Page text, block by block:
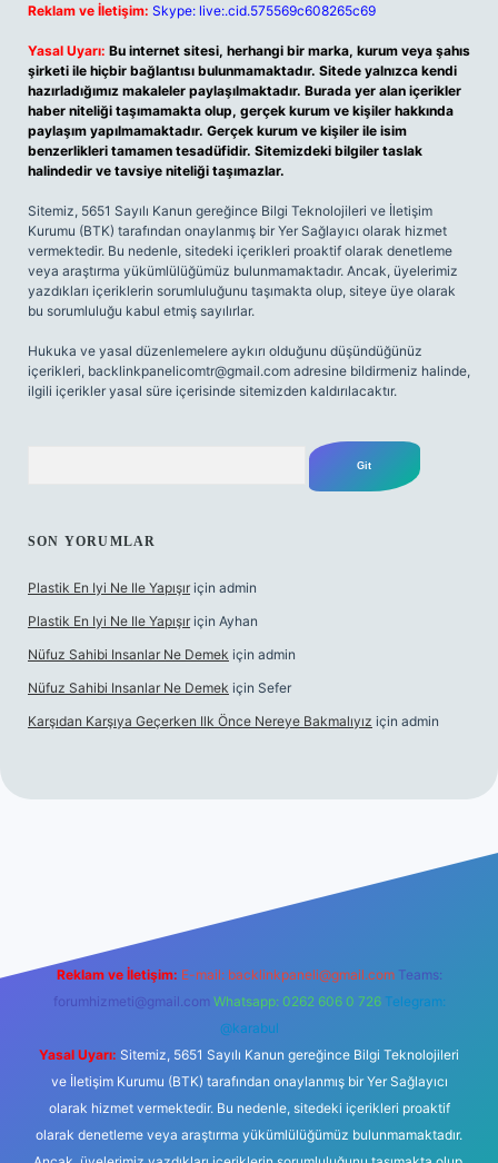
Reklam ve İletişim: Skype: live:.cid.575569c608265c69
Yasal Uyarı: Bu internet sitesi, herhangi bir marka, kurum veya şahıs
şirketi ile hiçbir bağlantısı bulunmamaktadır. Sitede yalnızca kendi
hazırladığımız makaleler paylaşılmaktadır. Burada yer alan içerikler
haber niteliği taşımamakta olup, gerçek kurum ve kişiler hakkında
paylaşım yapılmamaktadır. Gerçek kurum ve kişiler ile isim
benzerlikleri tamamen tesadüfidir. Sitemizdeki bilgiler taslak
halindedir ve tavsiye niteliği taşımazlar.
Sitemiz, 5651 Sayılı Kanun gereğince Bilgi Teknolojileri ve İletişim
Kurumu (BTK) tarafından onaylanmış bir Yer Sağlayıcı olarak hizmet
vermektedir. Bu nedenle, sitedeki içerikleri proaktif olarak denetleme
veya araştırma yükümlülüğümüz bulunmamaktadır. Ancak, üyelerimiz
yazdıkları içeriklerin sorumluluğunu taşımakta olup, siteye üye olarak
bu sorumluluğu kabul etmiş sayılırlar.
Hukuka ve yasal düzenlemelere aykırı olduğunu düşündüğünüz
içerikleri, backlinkpanelicomtr@gmail.com adresine bildirmeniz halinde,
ilgili içerikler yasal süre içerisinde sitemizden kaldırılacaktır.
SON YORUMLAR
Plastik En Iyi Ne Ile Yapışır için admin
Plastik En Iyi Ne Ile Yapışır için Ayhan
Nüfuz Sahibi Insanlar Ne Demek için admin
Nüfuz Sahibi Insanlar Ne Demek için Sefer
Karşıdan Karşıya Geçerken Ilk Önce Nereye Bakmalıyız için admin
Reklam ve İletişim: E-mail: backlinkpaneli@gmail.com Teams:
forumhizmeti@gmail.com Whatsapp: 0262 606 0 726 Telegram:
@karabul
Yasal Uyarı: Sitemiz, 5651 Sayılı Kanun gereğince Bilgi Teknolojileri
ve İletişim Kurumu (BTK) tarafından onaylanmış bir Yer Sağlayıcı
olarak hizmet vermektedir. Bu nedenle, sitedeki içerikleri proaktif
olarak denetleme veya araştırma yükümlülüğümüz bulunmamaktadır.